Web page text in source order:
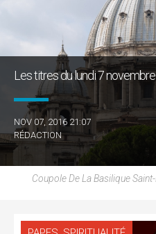
Les titres du lundi 7
NOV 07, 2016 21:07
RÉDACTION
Coupole De La Basilique